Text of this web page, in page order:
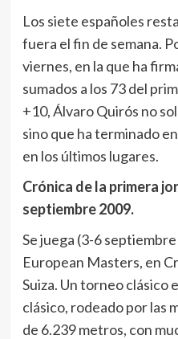
Los siete españoles
fuera el fin de semana.
viernes, en la que ha
sumados a los 73 del
+10, Álvaro Quirós no
sino que ha terminado
en los últimos lugares.
Crónica de la primera
septiembre 2009.
Se juega (3-6
European Masters, en
Suiza. Un torneo clásico
clásico, rodeado por las
de 6.239 metros, con